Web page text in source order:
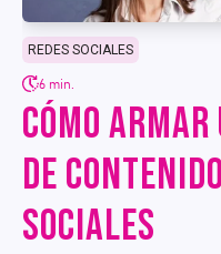
REDES SOCIALES
6 min.
CÓMO
DE
SOCIALES